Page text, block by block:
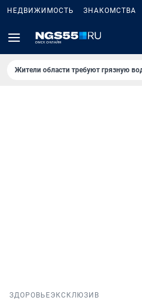
НЕДВИЖИМОСТЬ ЗНАКОМСТВА
Жители области требуют грязную
ЗДОРОВЬЕЭКСКЛЮЗИВ